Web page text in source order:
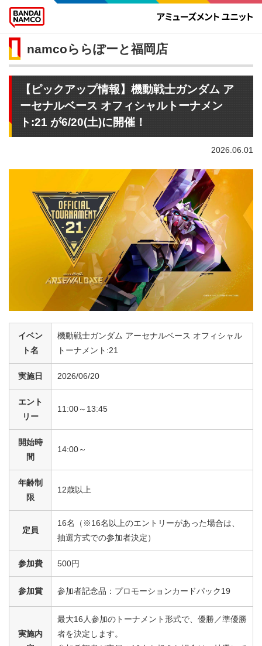
namcoららぽーと福岡店
【ピックアップ情報】機動戦士ガンダム ア
ーセナルベース オフィシャルトーナメン
ト:21 が6/20(土)に開催！
2026.06.01
イベン
ト名
機動戦士ガンダム アーセナルベース オフィシャル
トーナメント:21
実施日 2026/06/20
エント
リー
11:00～13:45
開始時
間
14:00～
年齢制
限
12歳以上
定員
16名（※16名以上のエントリーがあった場合は、
抽選方式での参加者決定）
参加費 500円
参加賞 参加者記念品：プロモーションカードパック19
実施内
最大16人参加のトーナメント形式で、優勝／準優勝
者を決定します。